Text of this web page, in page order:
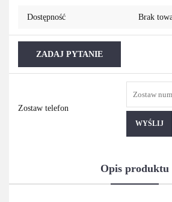
Dostępność Brak
ZADAJ PYTANIE
Zostaw telefon
WYŚLIJ
Opis produktu